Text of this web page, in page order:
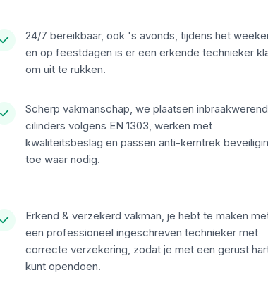
24/7 bereikbaar, ook 's avonds, tijdens het
en op feestdagen is er een erkende technieker
om uit te rukken.
Scherp vakmanschap, we plaatsen
cilinders volgens EN 1303, werken met
kwaliteitsbeslag en passen anti-kerntrek
toe waar nodig.
Erkend & verzekerd vakman, je hebt te maken
een professioneel ingeschreven technieker met
correcte verzekering, zodat je met een gerust
kunt opendoen.